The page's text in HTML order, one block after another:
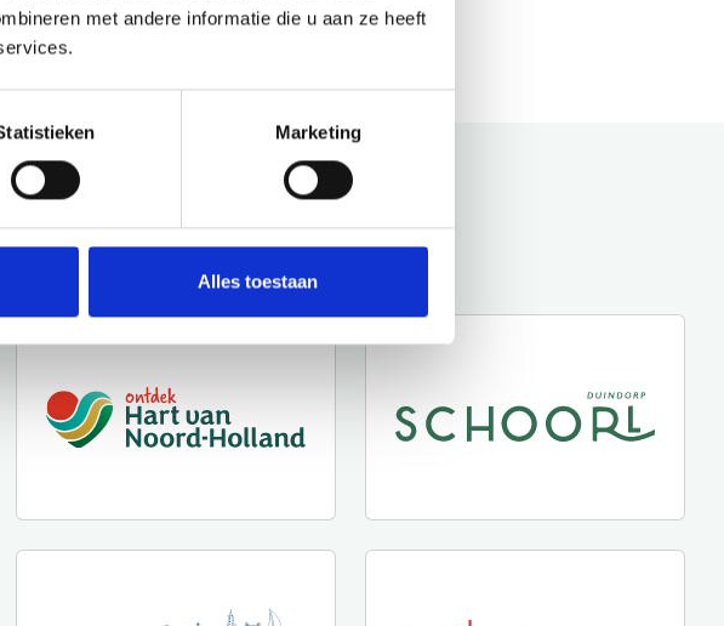
met andere informatie die u aan ze heeft
Marketing
Alles toestaan